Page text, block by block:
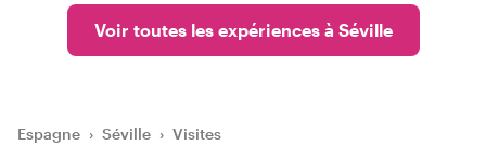
Voir toutes les expériences à Séville
Espagne › Séville › Visites